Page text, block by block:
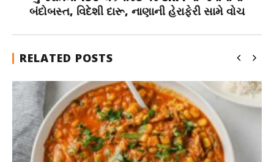
બંદોબસ્ત, વિદેશી દારૂ, નાણાની હેરાફેરી સામે વોચ
RELATED POSTS